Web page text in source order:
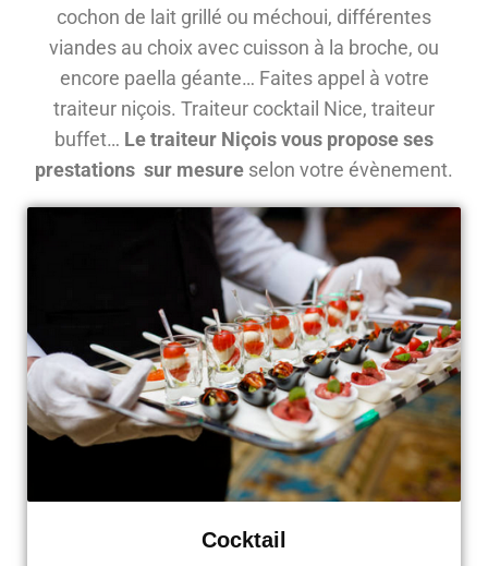
cochon de lait grillé ou méchoui, différentes
viandes au choix avec cuisson à la broche, ou
encore paella géante… Faites appel à votre
traiteur niçois. Traiteur cocktail Nice, traiteur
buffet… Le traiteur Niçois vous propose ses
prestations sur mesure selon votre évènement.
Cocktail